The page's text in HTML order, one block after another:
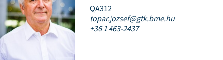
QA312
topar.jozsef@gtk.bme.hu
+36 1 463-2437